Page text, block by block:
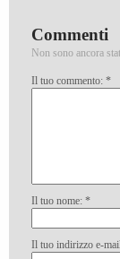
Commenti
Non sono ancora
Il tuo commento: *
Il tuo nome: *
Il tuo indirizzo e-